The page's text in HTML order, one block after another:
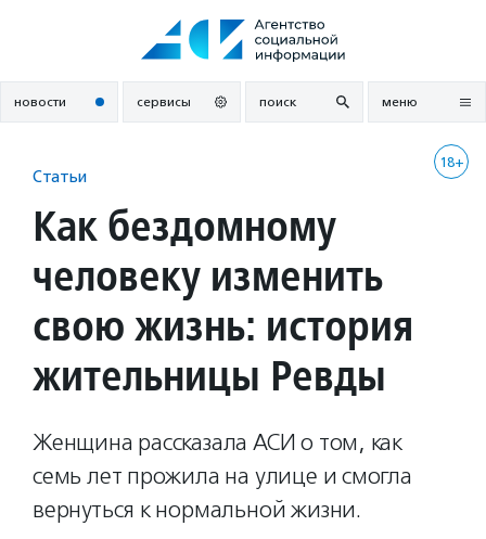
новости сервисы поиск меню
18+
Статьи
Как бездомному
человеку изменить
свою жизнь: история
жительницы Ревды
Женщина рассказала АСИ о том, как
семь лет прожила на улице и смогла
вернуться к нормальной жизни.